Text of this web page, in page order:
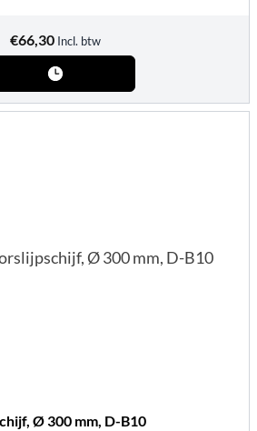
€66,30 Incl. btw
Ø 300 mm, D-B10